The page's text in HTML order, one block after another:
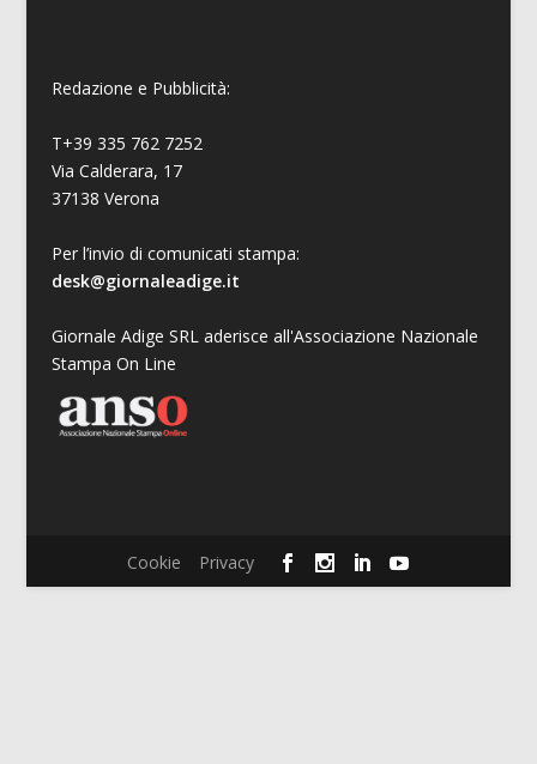
Redazione e Pubblicità:
T+39 335 762 7252
Via Calderara, 17
37138 Verona
Per l’invio di comunicati stampa:
desk@giornaleadige.it
Giornale Adige SRL aderisce all'Associazione Nazionale
Stampa On Line
Cookie Privacy